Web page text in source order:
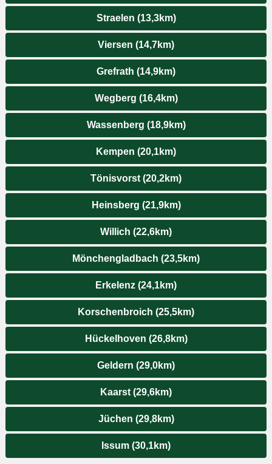
Straelen (13,3km)
Viersen (14,7km)
Grefrath (14,9km)
Wegberg (16,4km)
Wassenberg (18,9km)
Kempen (20,1km)
Tönisvorst (20,2km)
Heinsberg (21,9km)
Willich (22,6km)
Mönchengladbach (23,5km)
Erkelenz (24,1km)
Korschenbroich (25,5km)
Hückelhoven (26,8km)
Geldern (29,0km)
Kaarst (29,6km)
Jüchen (29,8km)
Issum (30,1km)